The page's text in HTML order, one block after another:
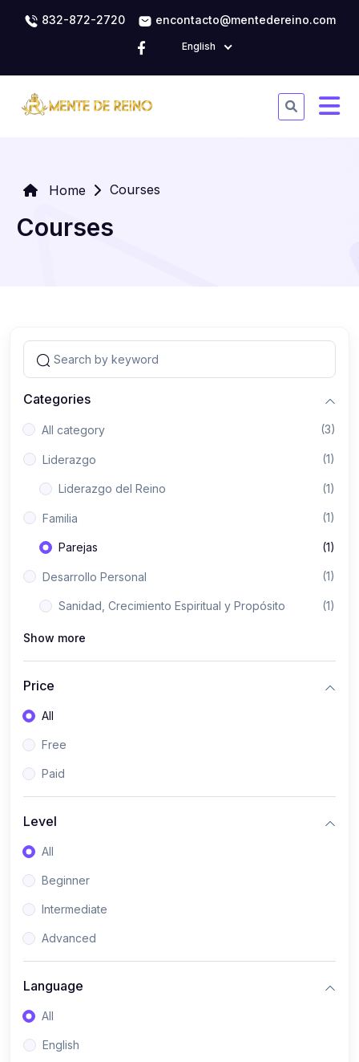
832-872-2720 encontacto@mentedereino.com
English
Home Courses
Courses
Categories
All category (3)
Liderazgo (1)
Liderazgo del Reino (1)
Familia (1)
Parejas (1)
Desarrollo Personal (1)
Sanidad, Crecimiento Espiritual y Propósito (1)
Show more
Price
All
Free
Paid
Level
All
Beginner
Intermediate
Advanced
Language
All
English